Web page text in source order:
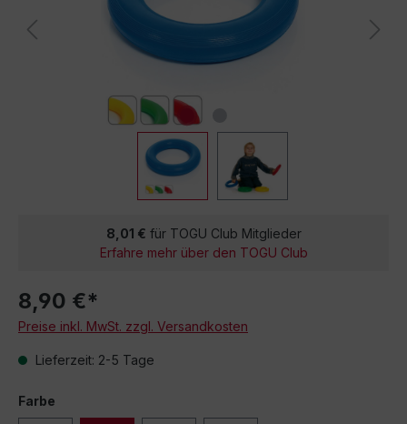
8,01 € für TOGU Club Mitglieder
Erfahre mehr über den TOGU Club
8,90 €*
Preise inkl. MwSt. zzgl. Versandkosten
Lieferzeit: 2-5 Tage
Farbe